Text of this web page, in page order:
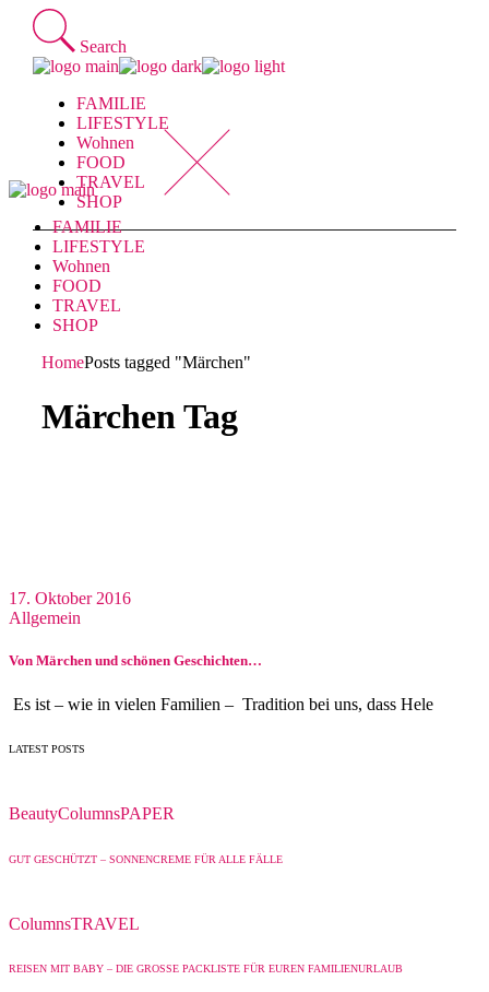
Skip
content
Search
FAMILIE
LIFESTYLE
Wohnen
FOOD
TRAVEL
SHOP
FAMILIE
LIFESTYLE
Wohnen
FOOD
TRAVEL
SHOP
HomePosts tagged "Märchen"
Märchen Tag
17. Oktober 2016
Allgemein
Von Märchen und schönen Geschichten…
Es ist – wie in vielen Familien – Tradition bei uns, dass Hele
LATEST POSTS
BeautyColumnsPAPER
GUT GESCHÜTZT – SONNENCREME FÜR ALLE FÄLLE
ColumnsTRAVEL
REISEN MIT BABY – DIE GROSSE PACKLISTE FÜR EUREN FAMILIENURLAUB